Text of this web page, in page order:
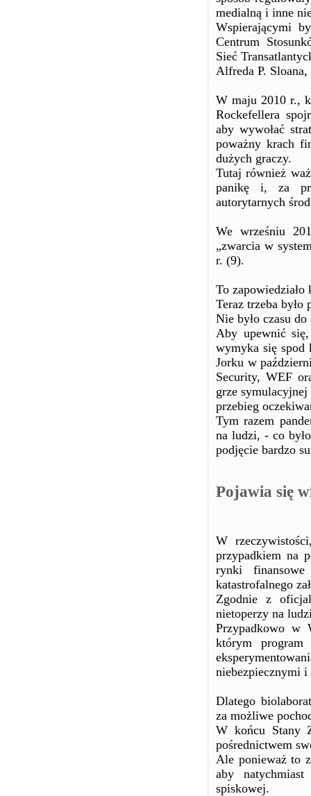
medialną i inne
Wspierającymi
Centrum
Sieć
Alfreda P.
W maju 2010 r.,
Rockefellera
aby wywołać
poważny krach
dużych graczy.
Tutaj również
panikę i, za
autorytarnych
We wrześniu
„zwarcia w
r. (9).
To
Teraz trzeba było
Nie było czasu do
Aby upewnić
wymyka się spod
Jorku w
Security, WEF
grze
przebieg
Tym razem
na ludzi, - co
podjęcie bardzo
Pojawia się
W
przypadkiem na
rynki
katastrofalnego
Zgodnie z
nietoperzy na
Przypadkowo w
którym program
niebezpiecznymi
Dlatego
za możliwe
W końcu Stany
pośrednictwem
Ale ponieważ to
aby
spiskowej.